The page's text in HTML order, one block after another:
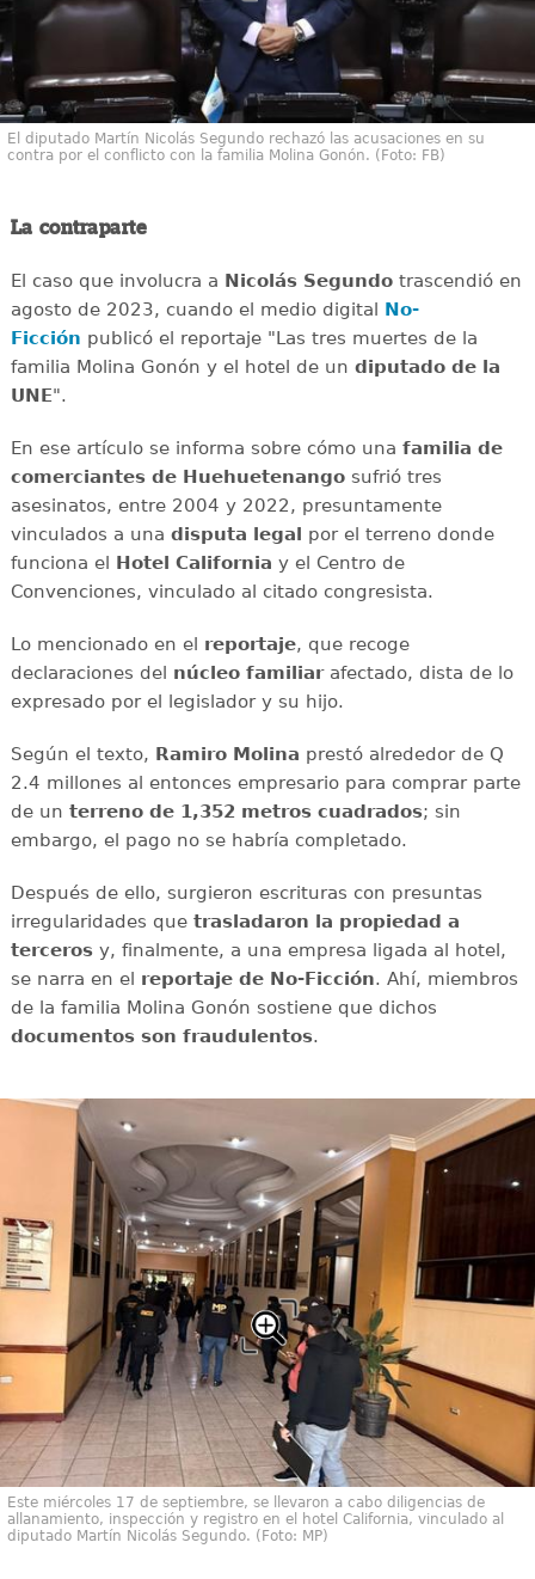
El diputado Martín Nicolás Segundo rechazó las acusaciones en su
contra por el conflicto con la familia Molina Gonón. (Foto: FB)
La contraparte
El caso que involucra a Nicolás Segundotrascendió en
agosto de 2023, cuando el medio digital No-
Ficción publicó el reportaje "Las tres muertes de la
familia Molina Gonón y el hotel de un diputado de la
UNE".
En ese artículo se informa sobre cómo una familia de
comerciantes de Huehuetenangosufrió tres
asesinatos, entre 2004 y 2022, presuntamente
vinculados a una disputa legal por el terreno donde
funciona el Hotel California y el Centro de
Convenciones, vinculado al citado congresista.
Lo mencionado en el reportaje, que recoge
declaraciones del núcleo familiar afectado, dista de lo
expresado por el legislador y su hijo.
Según el texto, Ramiro Molina prestó alrededor de Q
2.4 millones al entonces empresario para comprar parte
de un terreno de 1,352 metros cuadrados; sin
embargo, el pago no se habría completado.
Después de ello, surgieron escrituras con presuntas
irregularidades quetrasladaron la propiedad a
tercerosy, finalmente, a una empresa ligada al hotel,
se narra en el reportaje de No-Ficción. Ahí, miembros
de la familia Molina Gonón sostiene que dichos
documentos son fraudulentos.
Este miércoles 17 de septiembre, se llevaron a cabo diligencias de
allanamiento, inspección y registro en el hotel California, vinculado al
diputado Martín Nicolás Segundo. (Foto: MP)